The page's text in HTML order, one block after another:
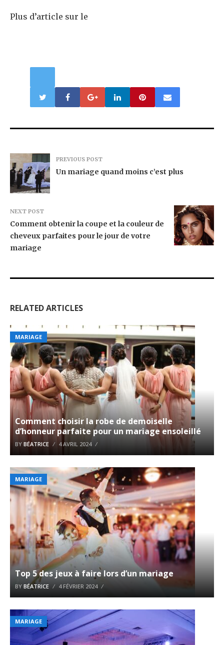
Plus d’article sur le
PREVIOUS POST
Un mariage quand moins c’est plus
NEXT POST
Comment obtenir la coupe et la couleur de
cheveux parfaites pour le jour de votre
mariage
RELATED ARTICLES
MARIAGE
Comment choisir la robe de demoiselle
d’honneur parfaite pour un mariage ensoleillé
BY BÉATRICE 4 AVRIL 2024
MARIAGE
Top 5 des jeux à faire lors d’un mariage
BY BÉATRICE 4 FÉVRIER 2024
MARIAGE